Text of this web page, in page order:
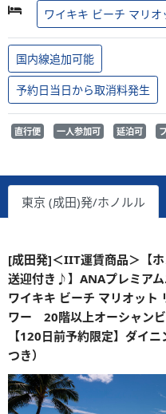
ワイキキ ビーチ マリ
国内線追加可能
予約日当日から取消料発生
直行便 一人参加可 延泊可
東京 (成田)発/ホノルル
[成田発]＜IIT運賃商品＞【
送迎付き♪】ANAプレミア
ワイキキ ビーチ マリオット
ワー 20階以上オーシャン
【120日前予約限定】ダイ
つき）